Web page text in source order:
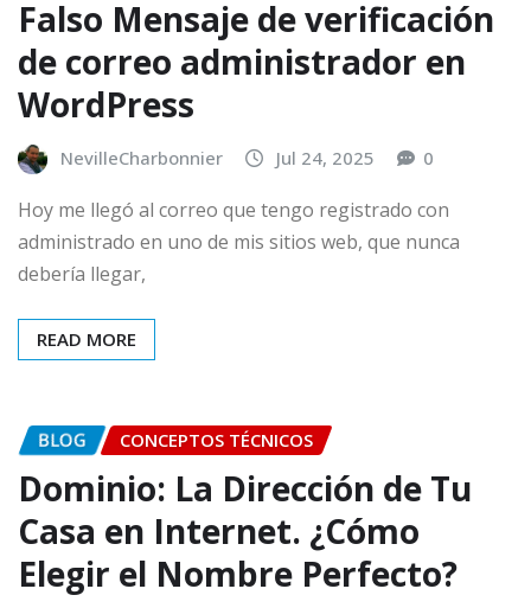
Falso Mensaje de verificación
de correo administrador en
WordPress
NevilleCharbonnier Jul 24, 2025 0
Hoy me llegó al correo que tengo registrado con
administrado en uno de mis sitios web, que nunca
debería llegar,
READ MORE
BLOG CONCEPTOS TÉCNICOS
Dominio: La Dirección de Tu
Casa en Internet. ¿Cómo
Elegir el Nombre Perfecto?